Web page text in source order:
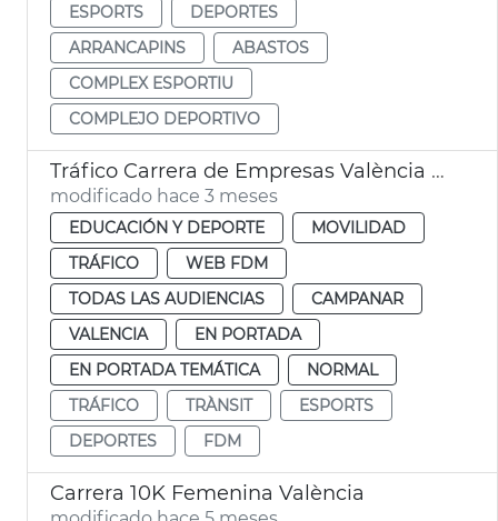
ESPORTS
DEPORTES
ARRANCAPINS
ABASTOS
COMPLEX ESPORTIU
COMPLEJO DEPORTIVO
Tráfico Carrera de Empresas València 2026
modificado hace 3 meses
EDUCACIÓN Y DEPORTE
MOVILIDAD
TRÁFICO
WEB FDM
TODAS LAS AUDIENCIAS
CAMPANAR
VALENCIA
EN PORTADA
EN PORTADA TEMÁTICA
NORMAL
TRÁFICO
TRÀNSIT
ESPORTS
DEPORTES
FDM
Carrera 10K Femenina València